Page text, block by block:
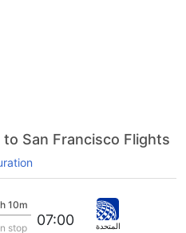
to San Francisco Flights
المتحدة 07:00
10m
stop